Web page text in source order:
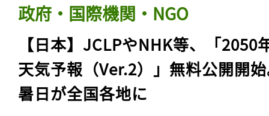
政府・国際機関・NGO
【日本】JCLPやNHK等、「2050
天気予報（Ver.2）」無料公開開
暑日が全国各地に